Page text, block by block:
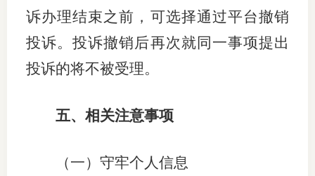
诉办理结束之前，可选择通过平台撤销
投诉。投诉撤销后再次就同一事项提出
投诉的将不被受理。
五、相关注意事项
（一）守牢个人信息